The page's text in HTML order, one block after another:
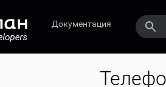
Документация